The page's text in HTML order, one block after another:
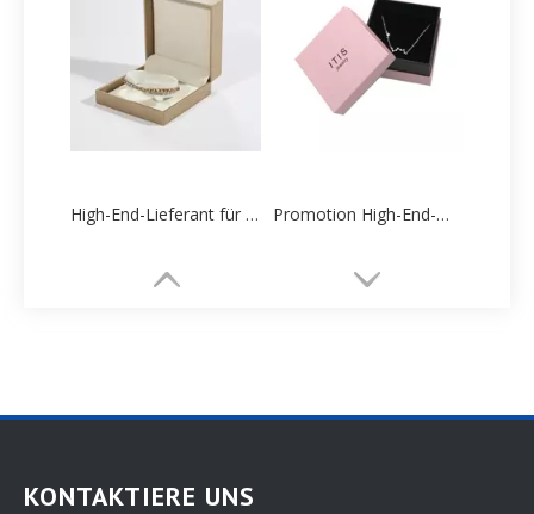
High-End-Lieferant für individuelle Schmuckschatullenverpackungen Promotion High-End-maßgeschneiderte Halskette Verpackung Papier Box Fabrik Direktverkauf
KONTAKTIERE UNS